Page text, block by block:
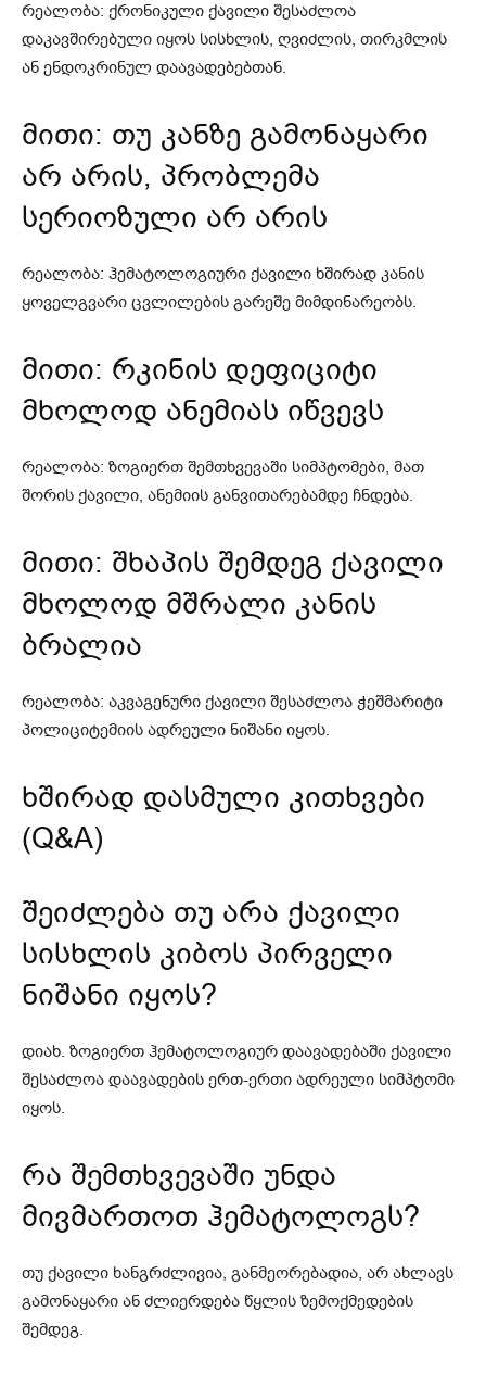
რეალობა: ქრონიკული ქავილი შესაძლოა
დაკავშირებული იყოს სისხლის, ღვიძლის, თირკმლის
ან ენდოკრინულ დაავადებებთან.
მითი: თუ კანზე გამონაყარი
არ არის, პრობლემა
სერიოზული არ არის
რეალობა: ჰემატოლოგიური ქავილი ხშირად კანის
ყოველგვარი ცვლილების გარეშე მიმდინარეობს.
მითი: რკინის დეფიციტი
მხოლოდ ანემიას იწვევს
რეალობა: ზოგიერთ შემთხვევაში სიმპტომები, მათ
შორის ქავილი, ანემიის განვითარებამდე ჩნდება.
მითი: შხაპის შემდეგ ქავილი
მხოლოდ მშრალი კანის
ბრალია
რეალობა: აკვაგენური ქავილი შესაძლოა ჭეშმარიტი
პოლიციტემიის ადრეული ნიშანი იყოს.
ხშირად დასმული კითხვები
(Q&A)
შეიძლება თუ არა ქავილი
სისხლის კიბოს პირველი
ნიშანი იყოს?
დიახ. ზოგიერთ ჰემატოლოგიურ დაავადებაში ქავილი
შესაძლოა დაავადების ერთ-ერთი ადრეული სიმპტომი
იყოს.
რა შემთხვევაში უნდა
მივმართოთ ჰემატოლოგს?
თუ ქავილი ხანგრძლივია, განმეორებადია, არ ახლავს
გამონაყარი ან ძლიერდება წყლის ზემოქმედების
შემდეგ.